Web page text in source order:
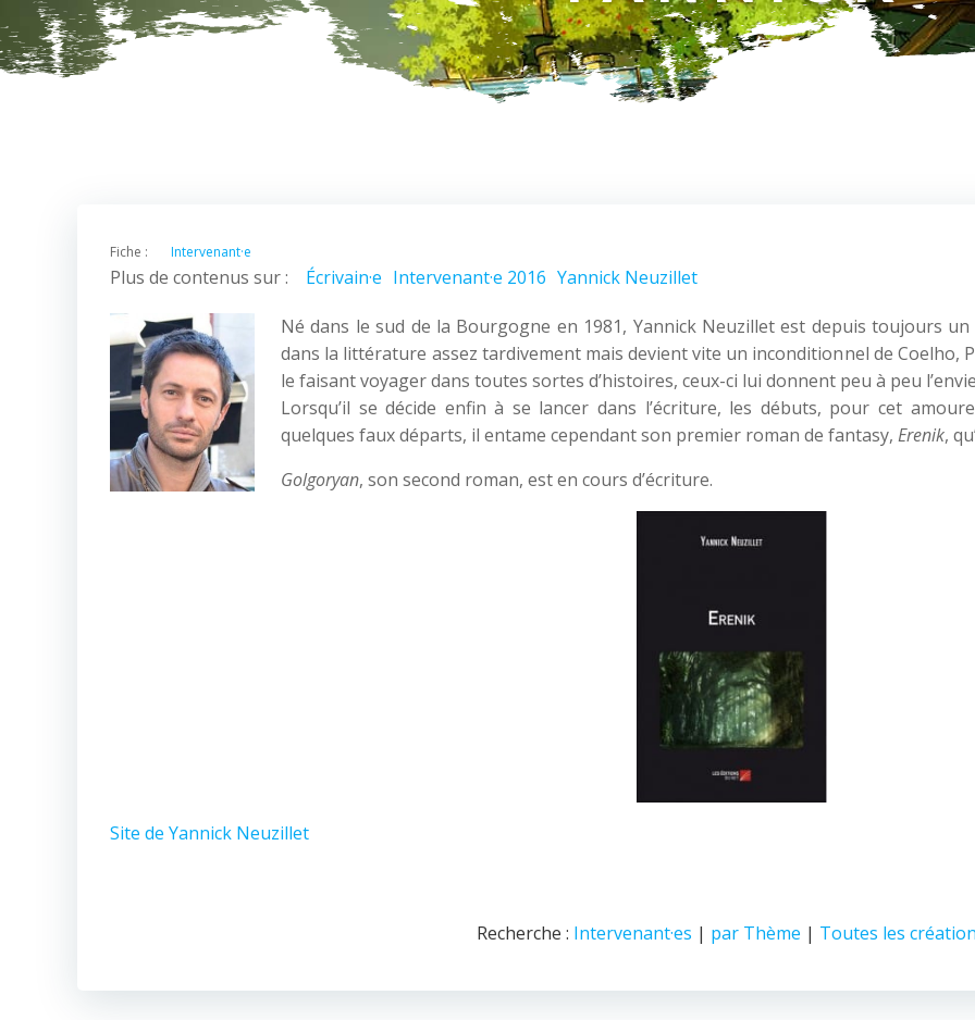
Fiche : Intervenant·e
Plus de contenus sur : Écrivain·e Intervenant·e 2016 Yannick Neuzillet
Né dans le sud de la Bourgogne en 1981, Yannick Neuzillet est depuis toujours
dans la littérature assez tardivement mais devient vite un inconditionnel de Coelho,
le faisant voyager dans toutes sortes d’histoires, ceux-ci lui donnent peu à peu
Lorsqu’il se décide enfin à se lancer dans l’écriture, les débuts, pour cet
quelques faux départs, il entame cependant son premier roman de fantasy, Erenik,
Golgoryan, son second roman, est en cours d’écriture.
Site de Yannick Neuzillet
Recherche : Intervenant·es | par Thème | Toutes les